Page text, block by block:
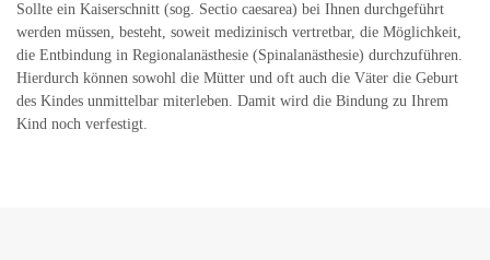
Sollte ein Kaiserschnitt (sog. Sectio caesarea) bei Ihnen durchgeführt
werden müssen, besteht, soweit medizinisch vertretbar, die Möglichkeit,
die Entbindung in Regionalanästhesie (Spinalanästhesie) durchzuführen.
Hierdurch können sowohl die Mütter und oft auch die Väter die Geburt
des Kindes unmittelbar miterleben. Damit wird die Bindung zu Ihrem
Kind noch verfestigt.